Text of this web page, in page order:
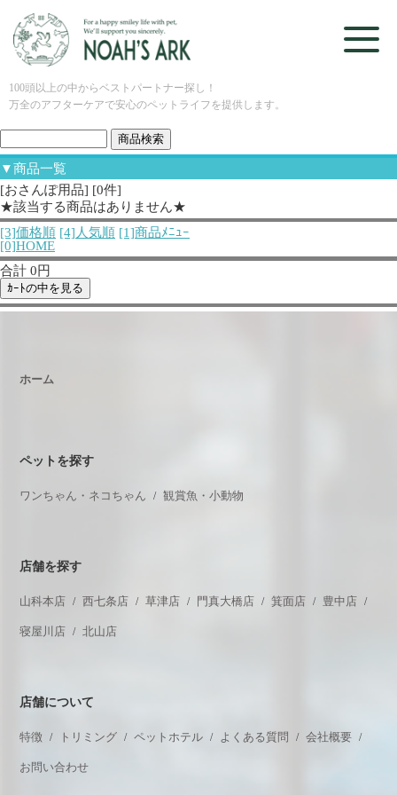
100頭以上の中からベストパートナー探し！
万全のアフターケアで安心のペットライフを提供します。
▼商品一覧
[おさんぽ用品] [0件]
★該当する商品はありません★
[3]価格順 [4]人気順 [1]商品ﾒﾆｭｰ
[0]HOME
合計 0円
ホーム
ペットを探す
ワンちゃん・ネコちゃん 観賞魚・小動物
店舗を探す
山科本店 西七条店 草津店 門真大橋店 箕面店 豊中店
寝屋川店 北山店
店舗について
特徴 トリミング ペットホテル よくある質問 会社概要
お問い合わせ